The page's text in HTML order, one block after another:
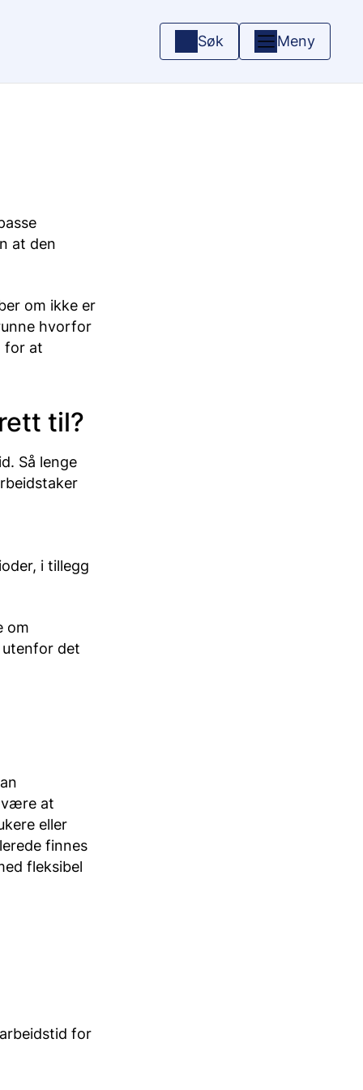
Søk Meny
at den
om ikke er
hvorfor
for at
til?
Så lenge
i tillegg
om
det
være at
eller
finnes
fleksibel
for